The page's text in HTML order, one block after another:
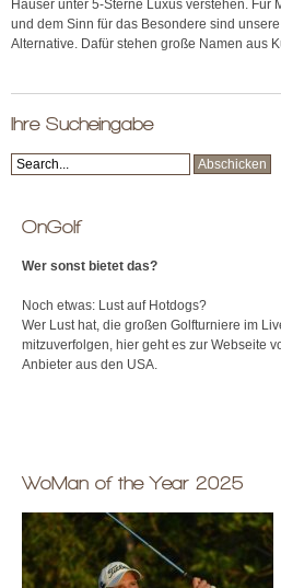
Häuser unter 5-Sterne Luxus verstehen. Für
und dem Sinn für das Besondere sind
Alternative. Dafür stehen große Namen aus
Ihre Sucheingabe
OnGolf
Wer sonst bietet das?
Noch etwas: Lust auf Hotdogs?
Wer Lust hat, die großen Golfturniere im
mitzuverfolgen, hier geht es zur Webseite
Anbieter aus den USA.
WoMan of the Year 2025